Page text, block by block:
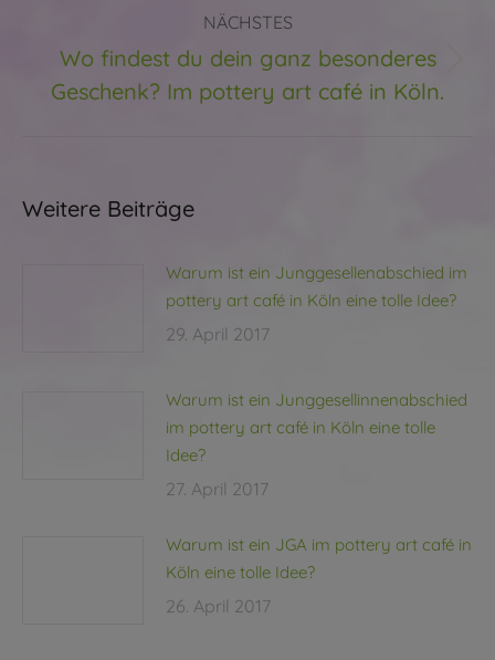
NÄCHSTES
Nächster
Beitrag:
Wo findest du dein ganz besonderes
Geschenk? Im pottery art café in Köln.
Weitere Beiträge
Warum ist ein Junggesellenabschied im
pottery art café in Köln eine tolle Idee?
29. April 2017
Warum ist ein Junggesellinnenabschied
im pottery art café in Köln eine tolle
Idee?
27. April 2017
Warum ist ein JGA im pottery art café in
Köln eine tolle Idee?
26. April 2017